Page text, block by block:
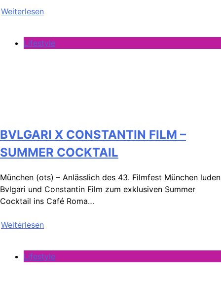
Weiterlesen
Lifestyle
BVLGARI X CONSTANTIN FILM –
SUMMER COCKTAIL
München (ots) – Anlässlich des 43. Filmfest München luden
Bvlgari und Constantin Film zum exklusiven Summer
Cocktail ins Café Roma…
Weiterlesen
Lifestyle